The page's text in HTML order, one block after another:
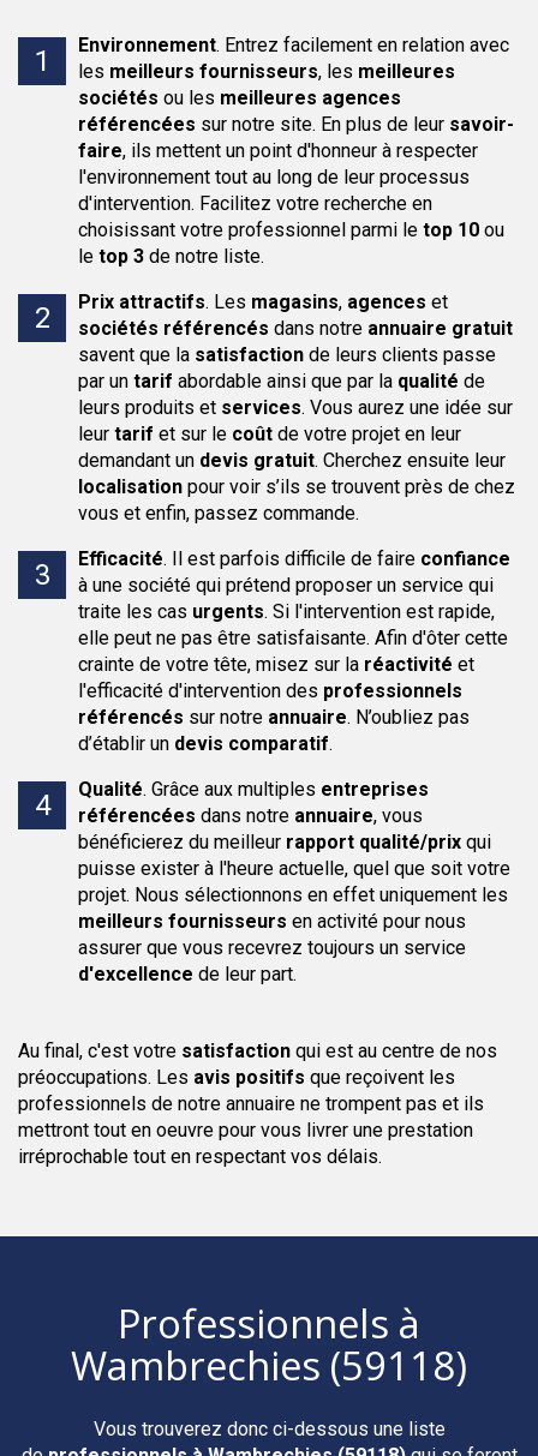
Environnement. Entrez facilement en relation avec
les meilleurs fournisseurs, les meilleures
sociétés ou les meilleures agences
référencées sur notre site. En plus de leur savoir-
faire, ils mettent un point d'honneur à respecter
l'environnement tout au long de leur processus
d'intervention. Facilitez votre recherche en
choisissant votre professionnel parmi le top 10 ou
le top 3 de notre liste.
Prix attractifs. Les magasins, agences et
sociétés référencés dans notre annuaire gratuit
savent que la satisfaction de leurs clients passe
par un tarif abordable ainsi que par la qualité de
leurs produits et services. Vous aurez une idée sur
leur tarif et sur le coût de votre projet en leur
demandant un devis gratuit. Cherchez ensuite leur
localisation pour voir s’ils se trouvent près de chez
vous et enfin, passez commande.
Efficacité. Il est parfois difficile de faire confiance
à une société qui prétend proposer un service qui
traite les cas urgents. Si l'intervention est rapide,
elle peut ne pas être satisfaisante. Afin d'ôter cette
crainte de votre tête, misez sur la réactivité et
l'efficacité d'intervention des professionnels
référencés sur notre annuaire. N’oubliez pas
d’établir un devis comparatif.
Qualité. Grâce aux multiples entreprises
référencées dans notre annuaire, vous
bénéficierez du meilleur rapport qualité/prix qui
puisse exister à l'heure actuelle, quel que soit votre
projet. Nous sélectionnons en effet uniquement les
meilleurs fournisseurs en activité pour nous
assurer que vous recevrez toujours un service
d'excellence de leur part.
Au final, c'est votre satisfaction qui est au centre de nos
préoccupations. Les avis positifs que reçoivent les
professionnels de notre annuaire ne trompent pas et ils
mettront tout en oeuvre pour vous livrer une prestation
irréprochable tout en respectant vos délais.
Professionnels à
Wambrechies (59118)
Vous trouverez donc ci-dessous une liste